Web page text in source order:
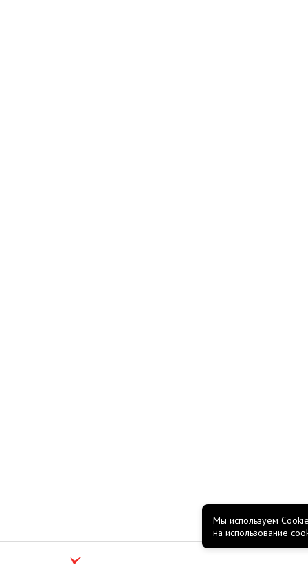
Мы используем
на использование